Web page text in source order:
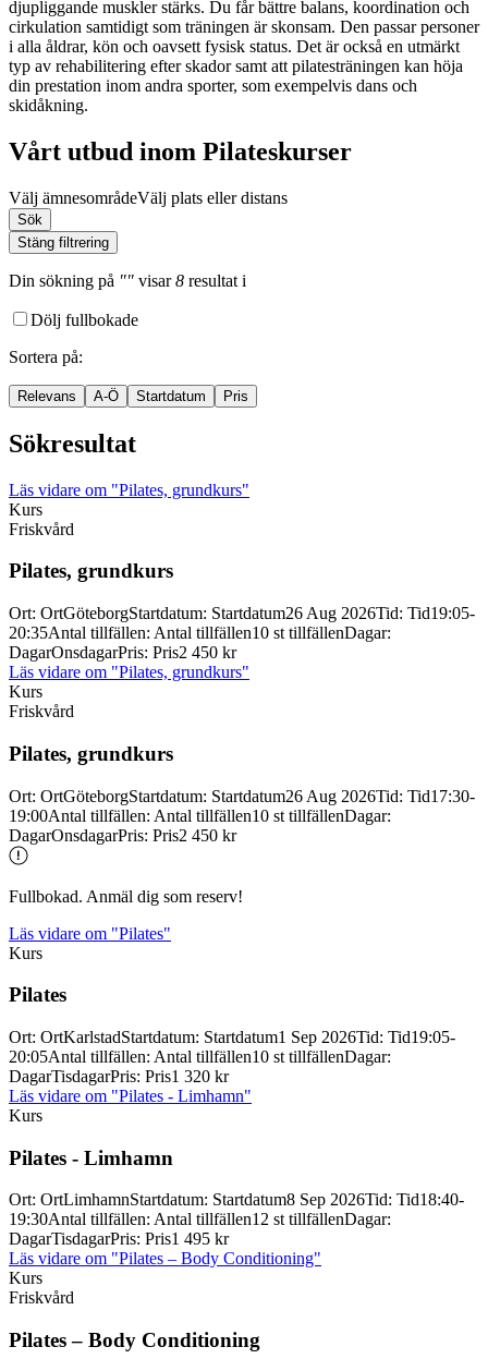
djupliggande muskler stärks. Du får bättre balans, koordination och
cirkulation samtidigt som träningen är skonsam. Den passar personer
i alla åldrar, kön och oavsett fysisk status. Det är också en utmärkt
typ av rehabilitering efter skador samt att pilatesträningen kan höja
din prestation inom andra sporter, som exempelvis dans och
skidåkning.
Vårt utbud inom Pilateskurser
Välj ämnesområdeVälj plats eller distans
Sök
Stäng filtrering
Din sökning på "" visar8 resultat i
Dölj fullbokade
Sortera på:
Relevans A-Ö Startdatum Pris
Sökresultat
Läs vidare om "Pilates, grundkurs"
Kurs
Friskvård
Pilates, grundkurs
Ort: OrtGöteborgStartdatum: Startdatum26 Aug 2026Tid: Tid19:05-
20:35Antal tillfällen: Antal tillfällen10 st tillfällenDagar:
DagarOnsdagarPris: Pris2 450 kr
Läs vidare om "Pilates, grundkurs"
Kurs
Friskvård
Pilates, grundkurs
Ort: OrtGöteborgStartdatum: Startdatum26 Aug 2026Tid: Tid17:30-
19:00Antal tillfällen: Antal tillfällen10 st tillfällenDagar:
DagarOnsdagarPris: Pris2 450 kr
Fullbokad. Anmäl dig som reserv!
Läs vidare om "Pilates"
Kurs
Pilates
Ort: OrtKarlstadStartdatum: Startdatum1 Sep 2026Tid: Tid19:05-
20:05Antal tillfällen: Antal tillfällen10 st tillfällenDagar:
DagarTisdagarPris: Pris1 320 kr
Läs vidare om "Pilates - Limhamn"
Kurs
Pilates - Limhamn
Ort: OrtLimhamnStartdatum: Startdatum8 Sep 2026Tid: Tid18:40-
19:30Antal tillfällen: Antal tillfällen12 st tillfällenDagar:
DagarTisdagarPris: Pris1 495 kr
Läs vidare om "Pilates – Body Conditioning"
Kurs
Friskvård
Pilates – Body Conditioning